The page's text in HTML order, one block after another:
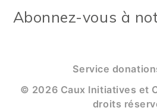
Abonnez-vous à
Service
© 2026 Caux Initiatives et
droits